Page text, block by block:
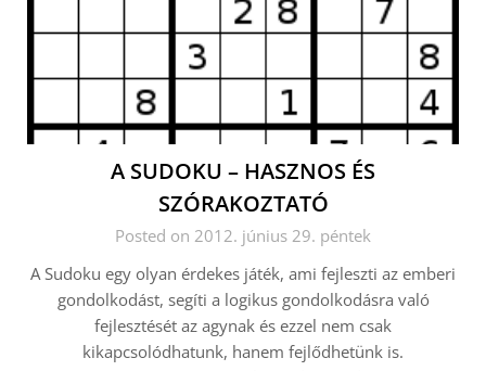
A SUDOKU – HASZNOS ÉS
SZÓRAKOZTATÓ
Posted on 2012. június 29. péntek
A Sudoku egy olyan érdekes játék, ami fejleszti az emberi
gondolkodást, segíti a logikus gondolkodásra való
fejlesztését az agynak és ezzel nem csak
kikapcsolódhatunk, hanem fejlődhetünk is.